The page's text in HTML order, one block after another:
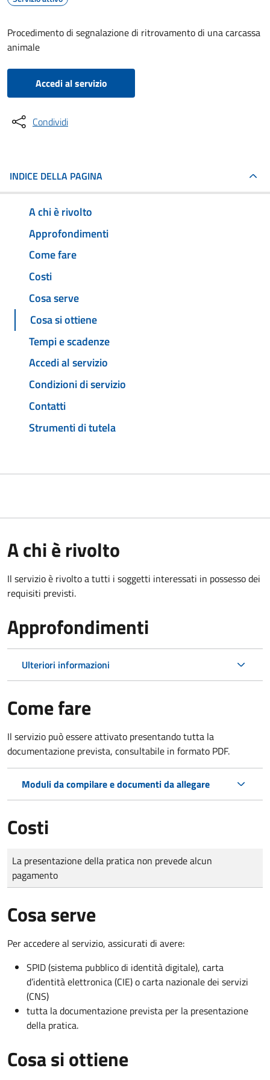
Procedimento di segnalazione di ritrovamento di una carcassa
animale
Accedi al servizio
Condividi
INDICE DELLA PAGINA
A chi è rivolto
Approfondimenti
Come fare
Costi
Cosa serve
Cosa si ottiene
Tempi e scadenze
Accedi al servizio
Condizioni di servizio
Contatti
Strumenti di tutela
A chi è rivolto
Il servizio è rivolto a tutti i soggetti interessati in possesso dei
requisiti previsti.
Approfondimenti
Ulteriori informazioni
Come fare
Il servizio può essere attivato presentando tutta la
documentazione prevista, consultabile in formato PDF.
Moduli da compilare e documenti da allegare
Costi
Tipo di pagamento
Importo
La presentazione della pratica non prevede alcun
pagamento
Cosa serve
Per accedere al servizio, assicurati di avere:
SPID (sistema pubblico di identità digitale), carta
d’identità elettronica (CIE) o carta nazionale dei servizi
(CNS)
tutta la documentazione prevista per la presentazione
della pratica.
Cosa si ottiene